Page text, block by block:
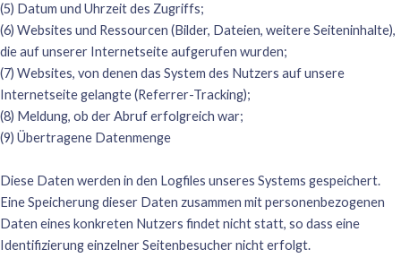
(5) Datum und Uhrzeit des Zugriffs;
(6) Websites und Ressourcen (Bilder, Dateien, weitere Seiteninhalte),
die auf unserer Internetseite aufgerufen wurden;
(7) Websites, von denen das System des Nutzers auf unsere
Internetseite gelangte (Referrer-Tracking);
(8) Meldung, ob der Abruf erfolgreich war;
(9) Übertragene Datenmenge
Diese Daten werden in den Logfiles unseres Systems gespeichert.
Eine Speicherung dieser Daten zusammen mit personenbezogenen
Daten eines konkreten Nutzers findet nicht statt, so dass eine
Identifizierung einzelner Seitenbesucher nicht erfolgt.